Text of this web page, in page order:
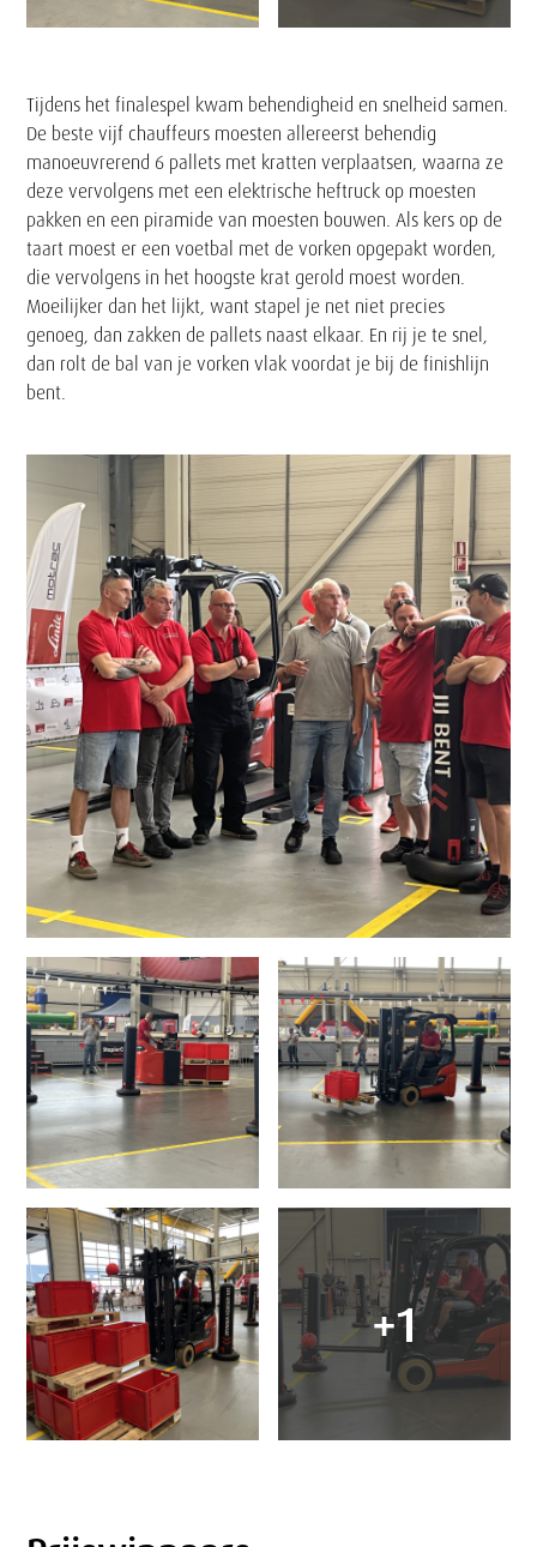
Tekst
Tijdens het finalespel kwam behendigheid en snelheid samen.
De beste vijf chauffeurs moesten allereerst behendig
manoeuvrerend 6 pallets met kratten verplaatsen, waarna ze
deze vervolgens met een elektrische heftruck op moesten
pakken en een piramide van moesten bouwen. Als kers op de
taart moest er een voetbal met de vorken opgepakt worden,
die vervolgens in het hoogste krat gerold moest worden.
Moeilijker dan het lijkt, want stapel je net niet precies
genoeg, dan zakken de pallets naast elkaar. En rij je te snel,
dan rolt de bal van je vorken vlak voordat je bij de finishlijn
bent.
+1
Tekst